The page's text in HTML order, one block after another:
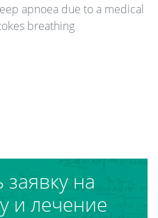
apnoea due to a medical
breathing
на
и лечение